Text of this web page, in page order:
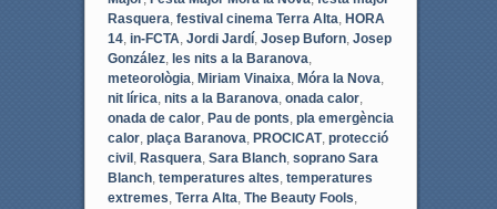
Rasquera, festival cinema Terra Alta, HORA
14, in-FCTA, Jordi Jardí, Josep Buforn, Josep
González, les nits a la Baranova,
meteorològia, Miriam Vinaixa, Móra la Nova,
nit lírica, nits a la Baranova, onada calor,
onada de calor, Pau de ponts, pla emergència
calor, plaça Baranova, PROCICAT, protecció
civil , Rasquera, Sara Blanch, soprano Sara
Blanch, temperatures altes, temperatures
extremes, Terra Alta, The Beauty Fools,